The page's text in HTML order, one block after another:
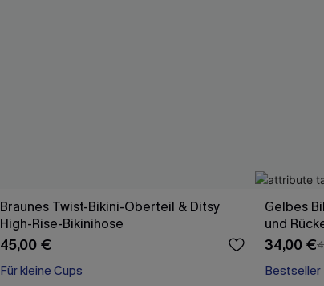
Braunes Twist-Bikini-Oberteil & Ditsy
High-Rise-Bikinihose
45,00 €
Für kleine Cups
Gelbes
und
34,00 €
Bestseller